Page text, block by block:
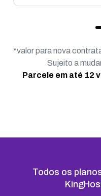
*valor para nova
Sujeito a
Parcele em até 12
Todos os